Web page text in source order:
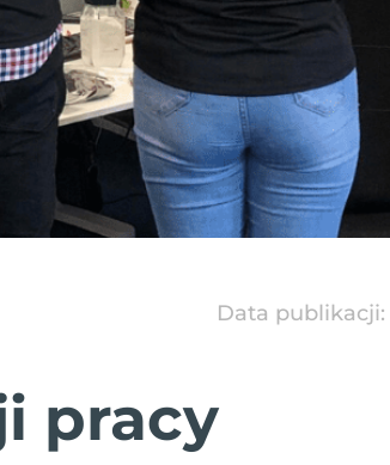
Data publikacji:
pracy